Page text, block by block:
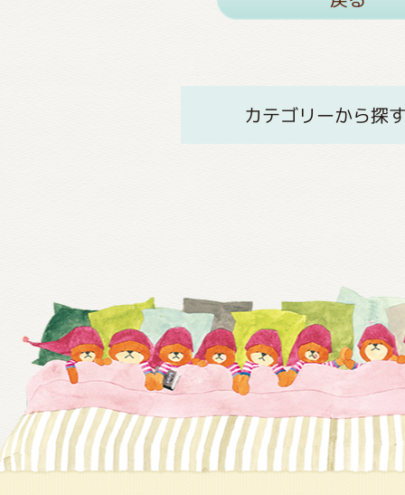
カテゴリーから探